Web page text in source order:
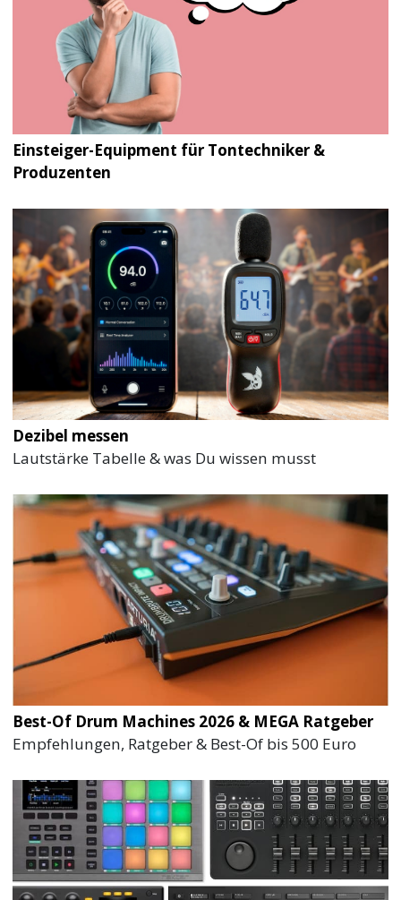
Einsteiger-Equipment für Tontechniker &
Produzenten
Dezibel messen
Lautstärke Tabelle & was Du wissen musst
Best-Of Drum Machines 2026 & MEGA Ratgeber
Empfehlungen, Ratgeber & Best-Of bis 500 Euro